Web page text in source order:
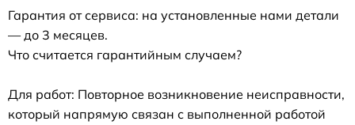
Гарантия от сервиса: на установленные нами детали
— до 3 месяцев.
Что считается гарантийным случаем?
Для работ: Повторное возникновение неисправности,
который напрямую связан с выполненной работой